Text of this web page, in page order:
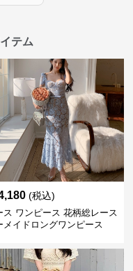
テム
(税込)
ス ワンピース 花柄総レース
メイドロングワンピース